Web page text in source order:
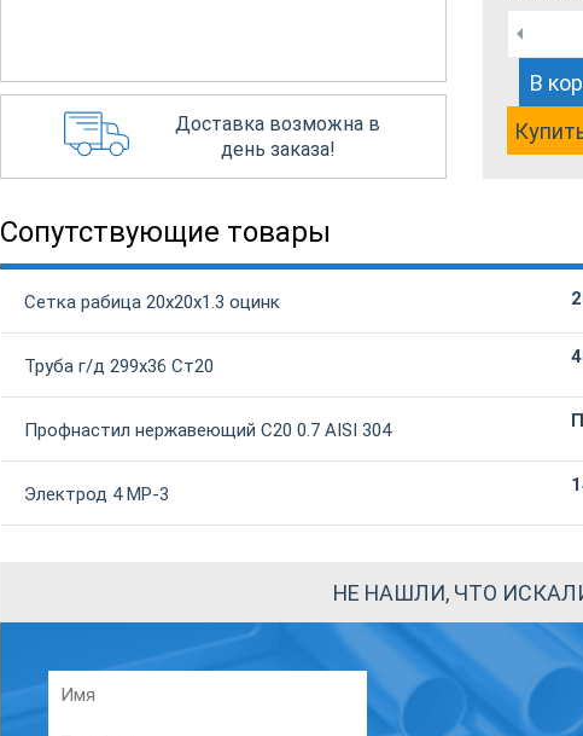
Доставка возможна в
день заказа!
В
Сопутствующие товары
Сетка рабица 20х20х1.3 оцинк
Труба г/д 299х36 Ст20
Профнастил нержавеющий С20 0.7 AISI 304
Электрод 4 МР-3
НЕ НАШЛИ, ЧТО